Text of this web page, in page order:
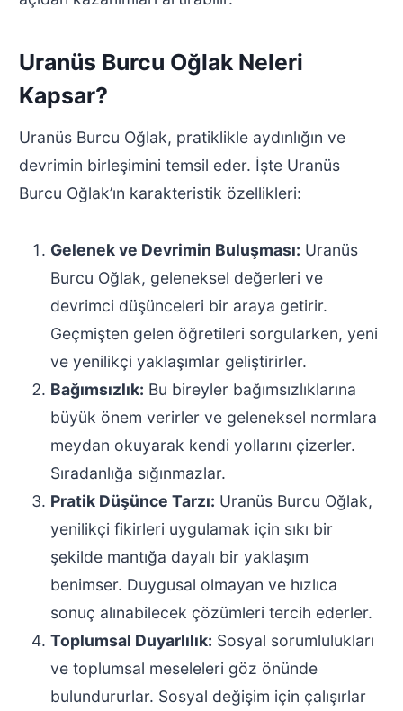
Uranüs Burcu Oğlak Neleri
Kapsar?
Uranüs Burcu Oğlak, pratiklikle aydınlığın ve
devrimin birleşimini temsil eder. İşte Uranüs
Burcu Oğlak’ın karakteristik özellikleri:
Gelenek ve Devrimin Buluşması: Uranüs
Burcu Oğlak, geleneksel değerleri ve
devrimci düşünceleri bir araya getirir.
Geçmişten gelen öğretileri sorgularken, yeni
ve yenilikçi yaklaşımlar geliştirirler.
Bağımsızlık: Bu bireyler bağımsızlıklarına
büyük önem verirler ve geleneksel normlara
meydan okuyarak kendi yollarını çizerler.
Sıradanlığa sığınmazlar.
Pratik Düşünce Tarzı: Uranüs Burcu Oğlak,
yenilikçi fikirleri uygulamak için sıkı bir
şekilde mantığa dayalı bir yaklaşım
benimser. Duygusal olmayan ve hızlıca
sonuç alınabilecek çözümleri tercih ederler.
Toplumsal Duyarlılık: Sosyal sorumlulukları
ve toplumsal meseleleri göz önünde
bulundururlar. Sosyal değişim için çalışırlar